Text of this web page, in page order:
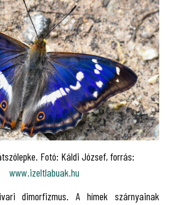
Fotó: Káldi József, forrás:
www.izeltlabuak.hu
dimorfizmus. A hímek szárnyainak